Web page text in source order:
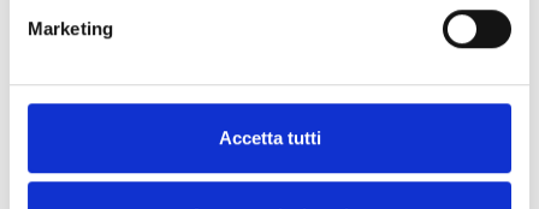
Marketing
Accetta tutti